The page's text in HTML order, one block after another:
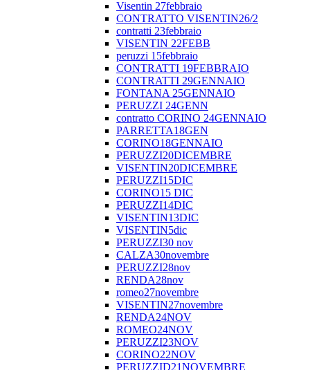
Visentin 27febbraio
CONTRATTO VISENTIN26/2
contratti 23febbraio
VISENTIN 22FEBB
peruzzi 15febbraio
CONTRATTI 19FEBBRAIO
CONTRATTI 29GENNAIO
FONTANA 25GENNAIO
PERUZZI 24GENN
contratto CORINO 24GENNAIO
PARRETTA18GEN
CORINO18GENNAIO
PERUZZI20DICEMBRE
VISENTIN20DICEMBRE
PERUZZI15DIC
CORINO15 DIC
PERUZZI14DIC
VISENTIN13DIC
VISENTIN5dic
PERUZZI30 nov
CALZA30novembre
PERUZZI28nov
RENDA28nov
romeo27novembre
VISENTIN27novembre
RENDA24NOV
ROMEO24NOV
PERUZZI23NOV
CORINO22NOV
PERUZZID21NOVEMBRE